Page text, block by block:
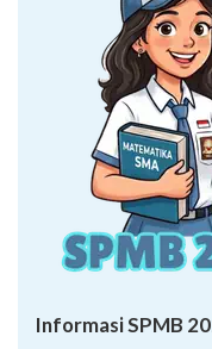
Informasi SPMB